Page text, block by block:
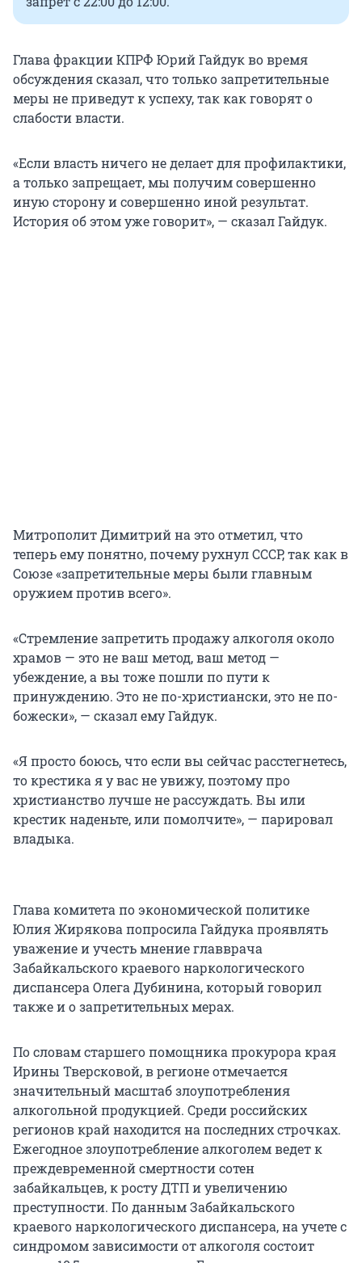
Глава фракции КПРФ Юрий Гайдук во время
обсуждения сказал, что только запретительные
меры не приведут к успеху, так как говорят о
слабости власти.
«Если власть ничего не делает для профилактики,
а только запрещает, мы получим совершенно
иную сторону и совершенно иной результат.
История об этом уже говорит», — сказал Гайдук.
Митрополит Димитрий на это отметил, что
теперь ему понятно, почему рухнул СССР, так как в
Союзе «запретительные меры были главным
оружием против всего».
«Стремление запретить продажу алкоголя около
храмов — это не ваш метод, ваш метод —
убеждение, а вы тоже пошли по пути к
принуждению. Это не по-христиански, это не по-
божески», — сказал ему Гайдук.
«Я просто боюсь, что если вы сейчас расстегнетесь,
то крестика я у вас не увижу, поэтому про
христианство лучше не рассуждать. Вы или
крестик наденьте, или помолчите», — парировал
владыка.
Глава комитета по экономической политике
Юлия Жирякова попросила Гайдука проявлять
уважение и учесть мнение главврача
Забайкальского краевого наркологического
диспансера Олега Дубинина, который говорил
также и о запретительных мерах.
По словам старшего помощника прокурора края
Ирины Тверсковой, в регионе отмечается
значительный масштаб злоупотребления
алкогольной продукцией. Среди российских
регионов край находится на последних строчках.
Ежегодное злоупотребление алкоголем ведет к
преждевременной смертности сотен
забайкальцев, к росту ДТП и увеличению
преступности. По данным Забайкальского
краевого наркологического диспансера, на учете с
синдромом зависимости от алкоголя состоит